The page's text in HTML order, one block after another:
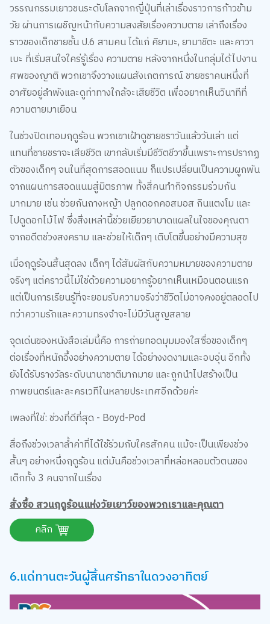
วรรณกรรมเยาวชนระดับโลกจากญี่ปุ่นที่เล่าเรื่องราวการก้าวข้าม
วัย ผ่านการเผชิญหน้ากับความสงสัยเรื่องความตาย เล่าถึงเรื่อง
ราวของเด็กชายชั้น ป.6 สามคน ได้แก่ คิยามะ, ยามาชิตะ และคาวา
เบะ ที่เริ่มสนใจใคร่รู้เรื่อง ความตาย หลังจากหนึ่งในกลุ่มได้ไปงาน
ศพของญาติ พวกเขาจึงวางแผนสังเกตการณ์ ชายชราคนหนึ่งที่
อาศัยอยู่ลำพังและดูท่าทางใกล้จะเสียชีวิต เพื่ออยากเห็นวินาทีที่
ความตายมาเยือน
ในช่วงปิดเทอมฤดูร้อน พวกเขาเฝ้าดูชายชราวันแล้ววันเล่า แต่
แทนที่ชายชราจะเสียชีวิต เขากลับเริ่มมีชีวิตชีวาขึ้นเพราะการปรากฏ
ตัวของเด็กๆ จนในที่สุดการสอดแนม ก็แปรเปลี่ยนเป็นความผูกพัน
จากแผนการสอดแนมสู่มิตรภาพ ทั้งสี่คนทำกิจกรรมร่วมกัน
มากมาย เช่น ช่วยกันถางหญ้า ปลูกดอกคอสมอส กินแตงโม และ
ไปดูดอกไม้ไฟ ซึ่งสิ่งเหล่านี้ช่วยเยียวยาบาดแผลในใจของคุณตา
จากอดีตช่วงสงคราม และช่วยให้เด็กๆ เติบโตขึ้นอย่างมีความสุข
เมื่อฤดูร้อนสิ้นสุดลง เด็กๆ ได้สัมผัสกับความหมายของความตาย
จริงๆ แต่คราวนี้ไม่ใช่ด้วยความอยากรู้อยากเห็นเหมือนตอนแรก
แต่เป็นการเรียนรู้ที่จะยอมรับความจริงว่าชีวิตไม่อาจคงอยู่ตลอดไป
ทว่าความรักและความทรงจำจะไม่มีวันสูญสลาย
จุดเด่นของหนังสือเล่มนี้คือ การถ่ายทอดมุมมองใสซื่อของเด็กๆ
ต่อเรื่องที่หนักอึ้งอย่างความตาย ได้อย่างงดงามและอบอุ่น อีกทั้ง
ยังได้รับรางวัลระดับนานาชาติมากมาย และถูกนำไปสร้างเป็น
ภาพยนตร์และละครเวทีในหลายประเทศอีกด้วยค่ะ
เพลงที่ใช่: ช่วงที่ดีที่สุด - Boyd-Pod
สื่อถึงช่วงเวลาล้ำค่าที่ได้ใช้ร่วมกับใครสักคน แม้จะเป็นเพียงช่วง
สั้นๆ อย่างหนึ่งฤดูร้อน แต่มันคือช่วงเวลาที่หล่อหลอมตัวตนของ
เด็กทั้ง 3 คนจากในเรื่อง
สั่งซื้อ สวนฤดูร้อนแห่งวัยเยาว์ของพวกเราและคุณตา
คลิก
6.แด่ทานตะวันผู้สิ้นศรัทธาในดวงอาทิตย์